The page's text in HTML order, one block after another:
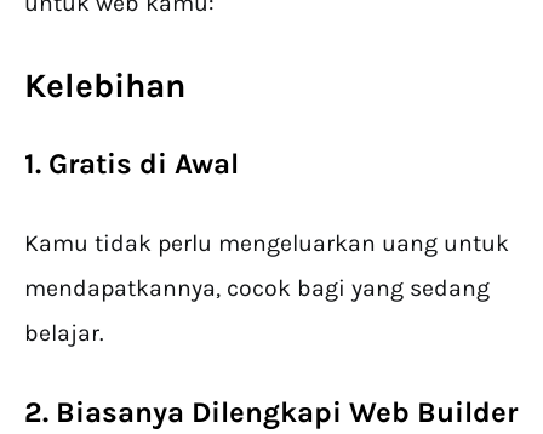
Kelebihan
1. Gratis di Awal
Kamu tidak perlu mengeluarkan uang untuk
mendapatkannya, cocok bagi yang sedang
belajar.
2. Biasanya Dilengkapi Web Builder